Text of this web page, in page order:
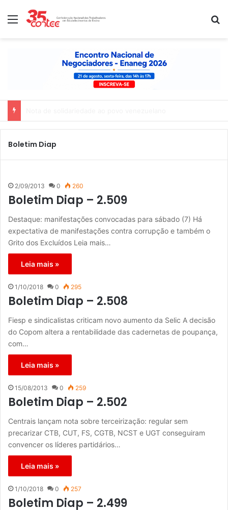
Menu
Boletim Diap
2/09/2013 0 260
Boletim Diap – 2.509
Destaque: manifestações convocadas para sábado (7) Há
expectativa de manifestações contra corrupção e também o
Grito dos Excluídos Leia mais…
Leia mais »
1/10/2018 0 295
Boletim Diap – 2.508
Fiesp e sindicalistas criticam novo aumento da Selic A decisão
do Copom altera a rentabilidade das cadernetas de poupança,
com…
Leia mais »
15/08/2013 0 259
Boletim Diap – 2.502
Centrais lançam nota sobre terceirização: regular sem
precarizar CTB, CUT, FS, CGTB, NCST e UGT conseguiram
convencer os líderes partidários…
Leia mais »
1/10/2018 0 257
Boletim Diap – 2.499